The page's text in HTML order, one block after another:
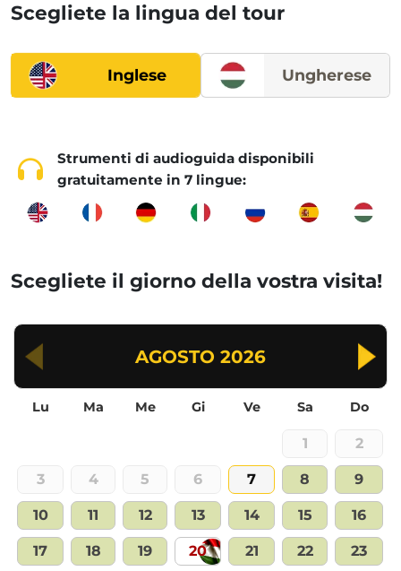
Scegliete la lingua del tour
Inglese Ungherese
Strumenti di audioguida disponibili
gratuitamente in 7 lingue:
Scegliete il giorno della vostra visita!
AGOSTO 2026
Lu Ma Me Gi Ve Sa Do
1 2
3 4 5 6 7 8 9
10 11 12 13 14 15 16
17 18 19 20 21 22 23